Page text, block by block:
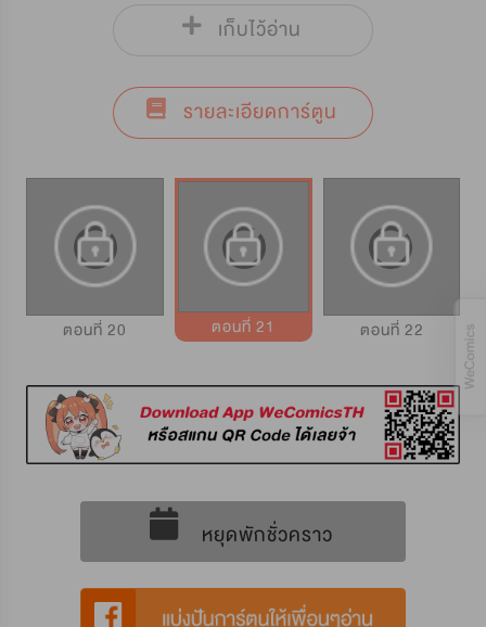
เก็บไว้อ่าน
รายละเอียดการ์ตูน
ตอนที่ 20 ตอนที่ 21 ตอนที่ 22
หยุดพักชั่วคราว